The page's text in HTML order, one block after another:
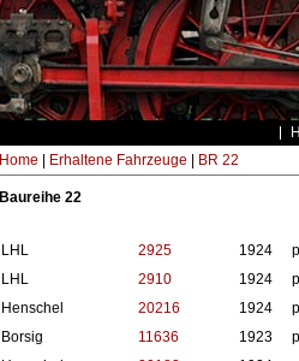
Home Erhaltene Fahrzeuge BR 22
Baureihe 22
LHL 2925 1924
LHL
2910 1924
Henschel
20216 1924
Borsig
11636 1923